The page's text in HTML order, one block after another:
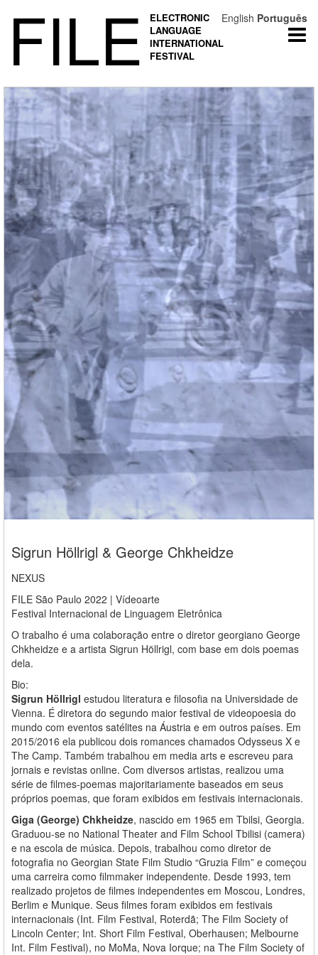
FILE
ELECTRONIC
LANGUAGE
INTERNATIONAL
FESTIVAL
Sigrun Höllrigl & George Chkheidze
NEXUS
FILE São Paulo 2022 | Vídeoarte
Festival Internacional de Linguagem Eletrônica
O trabalho é uma colaboração entre o diretor georgiano George
Chkheidze e a artista Sigrun Höllrigl, com base em dois poemas
dela.
Bio:
Sigrun Höllrigl estudou literatura e filosofia na Universidade de
Vienna. É diretora do segundo maior festival de videopoesia do
mundo com eventos satélites na Áustria e em outros países. Em
2015/2016 ela publicou dois romances chamados Odysseus X e
The Camp. Também trabalhou em media arts e escreveu para
jornais e revistas online. Com diversos artistas, realizou uma
série de filmes-poemas majoritariamente baseados em seus
próprios poemas, que foram exibidos em festivais internacionais.
Giga (George) Chkheidze, nascido em 1965 em Tbilsi, Georgia.
Graduou-se no National Theater and Film School Tbilisi (camera)
e na escola de música. Depois, trabalhou como diretor de
fotografia no Georgian State Film Studio “Gruzia Film” e começou
uma carreira como filmmaker independente. Desde 1993, tem
realizado projetos de filmes independentes em Moscou, Londres,
Berlim e Munique. Seus filmes foram exibidos em festivais
internacionais (Int. Film Festival, Roterdã; The Film Society of
Lincoln Center; Int. Short Film Festival, Oberhausen; Melbourne
Int. Film Festival), no MoMa, Nova Iorque; na The Film Society of
English Português